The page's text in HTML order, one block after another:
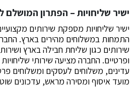
ישיר שליחויות – הפתרון
ישיר שליחויות מספקת שירותים
התמחות במשלוחים מהירים בארץ.
שירותים כגון שליחת חבילה בארץ
ופרטיים. החברה מציעה שירותי
עדינים, משלוחים לעסקים ומשלוחים
מועד איסוף ומסירה מראש, עדכונים